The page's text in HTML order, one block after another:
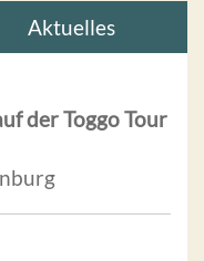
Aktuelles
der Toggo Tour